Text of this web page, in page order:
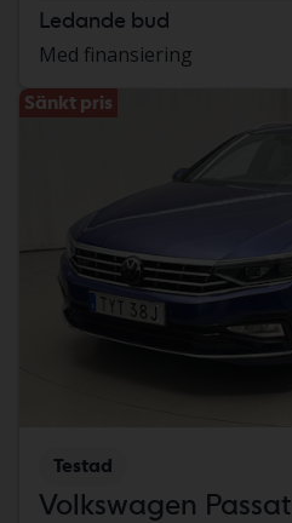
Ledande bud
Med finansiering
Sänkt pris
Testad
Volkswagen Passat